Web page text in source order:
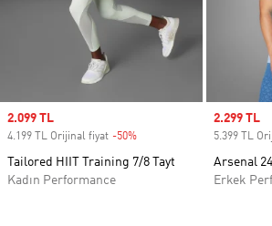
Sale price
2.099 TL
4.199 TL Orijinal fiyat -50%
Tailored HIIT Training 7/8 Tayt
Kadın Performance
Sale price
2.299 TL
5.399 TL
Arsenal
Erkek